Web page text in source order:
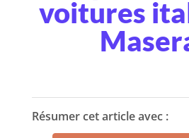
voitures
Résumer cet article avec :